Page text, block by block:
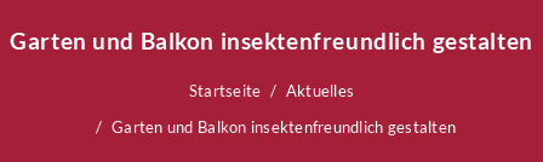
Garten und Balkon insektenfreundlich gestalten
Startseite
Aktuelles
Garten und Balkon insektenfreundlich gestalten